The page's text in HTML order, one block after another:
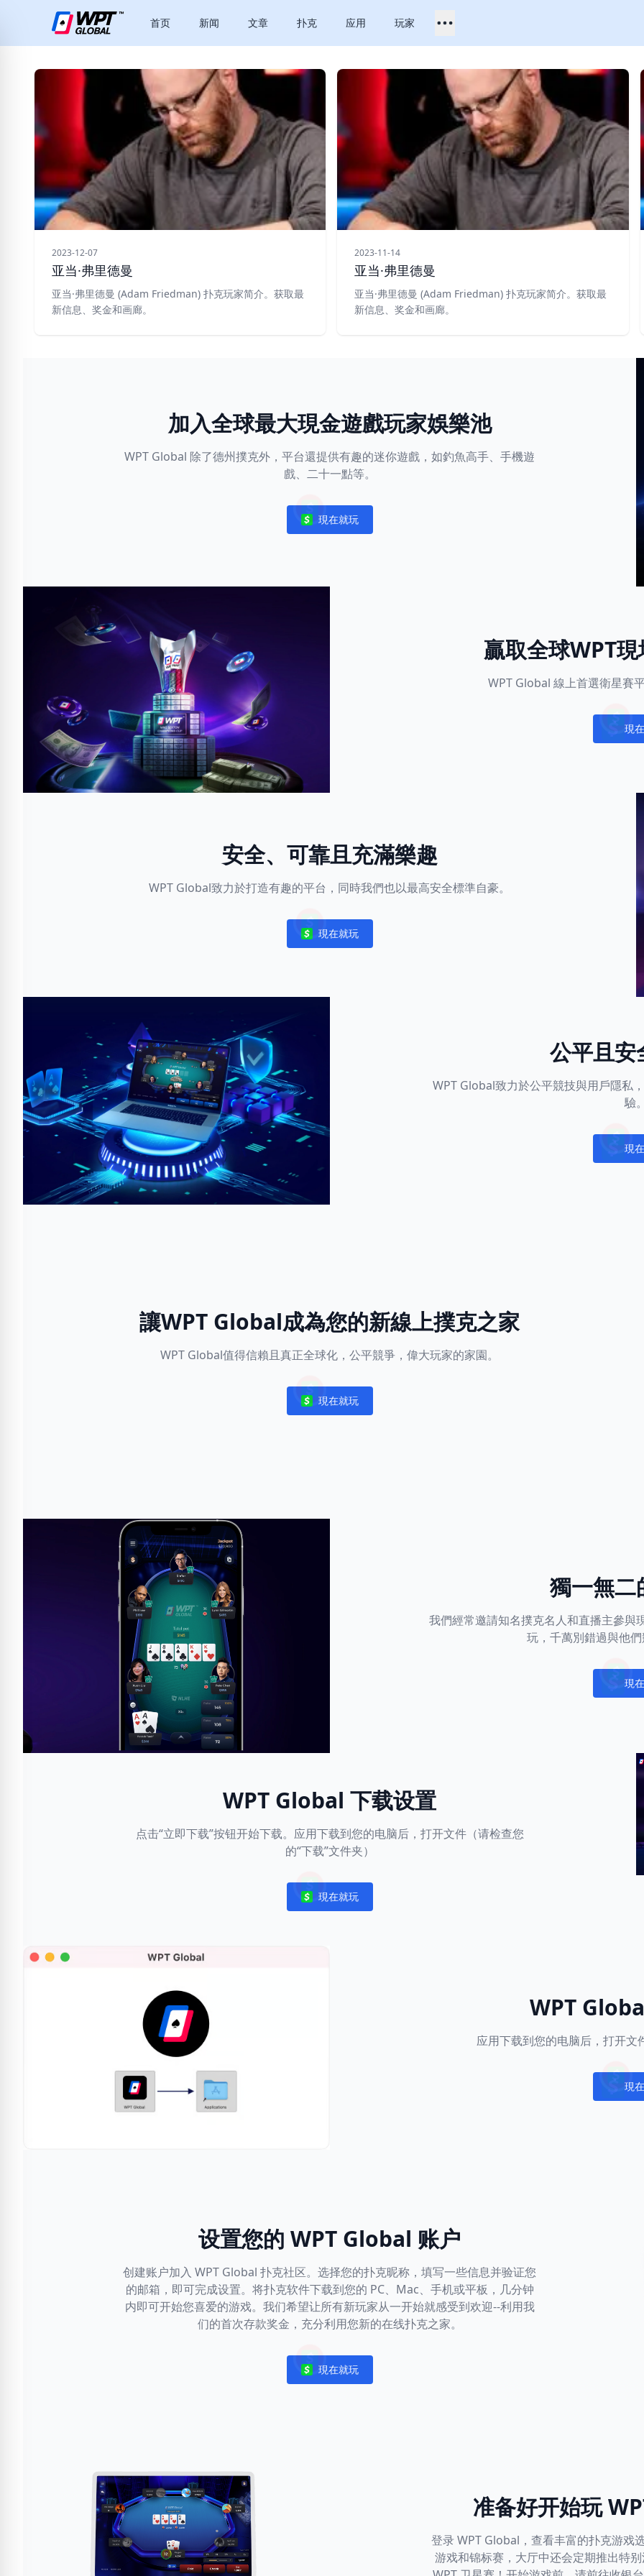
首页 新闻 文章 扑克 应用 玩家
2023-12-07
亚当·弗里德曼
亚当·弗里德曼 (Adam Friedman) 扑克玩家简介。获取最
新信息、奖金和画廊。
2023-11-14
亚当·弗里德曼
亚当·弗里德曼 (Adam Friedman) 扑克玩家简介。获取最
新信息、奖金和画廊。
加入全球最大現金遊戲玩家娛樂池
WPT Global 除了德州撲克外，平台還提供有趣的迷你遊戲，如釣魚高手、手機遊
戲、二十一點等。
Notifications
現在就玩
贏取全球WPT
WPT Global 線上首選衛星賽
現
安全、可靠且充滿樂趣
WPT Global致力於打造有趣的平台，同時我們也以最高安全標準自豪。
Notifications
現在就玩
公平且安
WPT Global致力於公平競技與用戶隱私
驗
現
讓WPT Global成為您的新線上撲克之家
WPT Global值得信賴且真正全球化，公平競爭，偉大玩家的家園。
Notifications
現在就玩
獨一無二
我們經常邀請知名撲克名人和直播主參與
玩，千萬別錯過與他
現
WPT Global 下载设置
点击“立即下载”按钮开始下载。应用下载到您的电脑后，打开文件（请检查您
的“下载”文件夹）
Notifications
現在就玩
WPT
应用下载到您的电脑后，打开文
現
设置您的 WPT Global 账户
创建账户加入 WPT Global 扑克社区。选择您的扑克昵称，填写一些信息并验证您
的邮箱，即可完成设置。将扑克软件下载到您的 PC、Mac、手机或平板，几分钟
内即可开始您喜爱的游戏。我们希望让所有新玩家从一开始就感受到欢迎--利用我
们的首次存款奖金，充分利用您新的在线扑克之家。
Notifications
現在就玩
准备好开始玩
登录 WPT Global，查看丰富的扑克游戏
游戏和锦标赛，大厅中还会定期推出特